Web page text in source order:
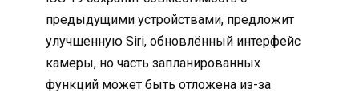
предыдущими устройствами, предложит
улучшенную Siri, обновлённый интерфейс
камеры, но часть запланированных
функций может быть отложена из-за